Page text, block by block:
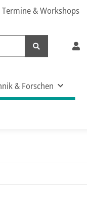
Termine & Workshops
& Forschen